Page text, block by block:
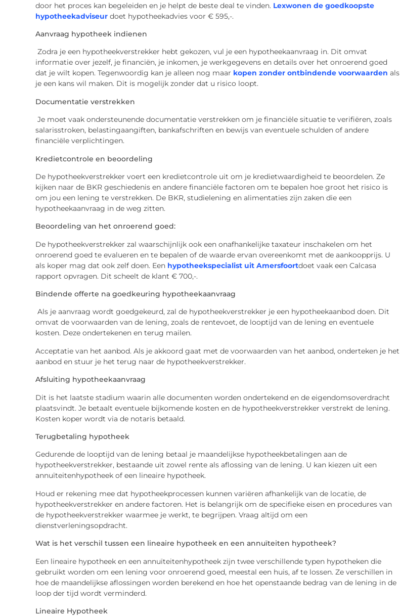
door het proces kan begeleiden en je helpt de beste deal te vinden. Lexwonen de goedkoopste
hypotheekadviseurdoet hypotheekadvies voor € 595,-.
Aanvraag hypotheek indienen
Zodra je een hypotheekverstrekker hebt gekozen, vul je een hypotheekaanvraag in. Dit omvat
informatie over jezelf, je financiën, je inkomen, je werkgegevens en details over het onroerend goed
dat je wilt kopen. Tegenwoordig kan je alleen nog maar kopen zonder ontbindende voorwaarden als
je een kans wil maken. Dit is mogelijk zonder dat u risico loopt.
Documentatie verstrekken
Je moet vaak ondersteunende documentatie verstrekken om je financiële situatie te verifiëren, zoals
salarisstroken, belastingaangiften, bankafschriften en bewijs van eventuele schulden of andere
financiële verplichtingen.
Kredietcontrole en beoordeling
De hypotheekverstrekker voert een kredietcontrole uit om je kredietwaardigheid te beoordelen. Ze
kijken naar de BKR geschiedenis en andere financiële factoren om te bepalen hoe groot het risico is
om jou een lening te verstrekken. De BKR, studielening en alimentaties zijn zaken die een
hypotheekaanvraag in de weg zitten.
Beoordeling van het onroerend goed:
De hypotheekverstrekker zal waarschijnlijk ook een onafhankelijke taxateur inschakelen om het
onroerend goed te evalueren en te bepalen of de waarde ervan overeenkomt met de aankoopprijs. U
als koper mag dat ook zelf doen. Een hypotheekspecialist uit Amersfoortdoet vaak een Calcasa
rapport opvragen. Dit scheelt de klant € 700,-.
Bindende offerte na goedkeuring hypotheekaanvraag
Als je aanvraag wordt goedgekeurd, zal de hypotheekverstrekker je een hypotheekaanbod doen. Dit
omvat de voorwaarden van de lening, zoals de rentevoet, de looptijd van de lening en eventuele
kosten. Deze ondertekenen en terug mailen.
Acceptatie van het aanbod. Als je akkoord gaat met de voorwaarden van het aanbod, onderteken je het
aanbod en stuur je het terug naar de hypotheekverstrekker.
Afsluiting hypotheekaanvraag
Dit is het laatste stadium waarin alle documenten worden ondertekend en de eigendomsoverdracht
plaatsvindt. Je betaalt eventuele bijkomende kosten en de hypotheekverstrekker verstrekt de lening.
Kosten koper wordt via de notaris betaald.
Terugbetaling hypotheek
Gedurende de looptijd van de lening betaal je maandelijkse hypotheekbetalingen aan de
hypotheekverstrekker, bestaande uit zowel rente als aflossing van de lening. U kan kiezen uit een
annuïteitenhypotheek of een lineaire hypotheek.
Houd er rekening mee dat hypotheekprocessen kunnen variëren afhankelijk van de locatie, de
hypotheekverstrekker en andere factoren. Het is belangrijk om de specifieke eisen en procedures van
de hypotheekverstrekker waarmee je werkt, te begrijpen. Vraag altijd om een
dienstverleningsopdracht.
Wat is het verschil tussen een lineaire hypotheek en een annuïteiten hypotheek?
Een lineaire hypotheek en een annuïteitenhypotheek zijn twee verschillende typen hypotheken die
gebruikt worden om een lening voor onroerend goed, meestal een huis, af te lossen. Ze verschillen in
hoe de maandelijkse aflossingen worden berekend en hoe het openstaande bedrag van de lening in de
loop der tijd wordt verminderd.
Lineaire Hypotheek